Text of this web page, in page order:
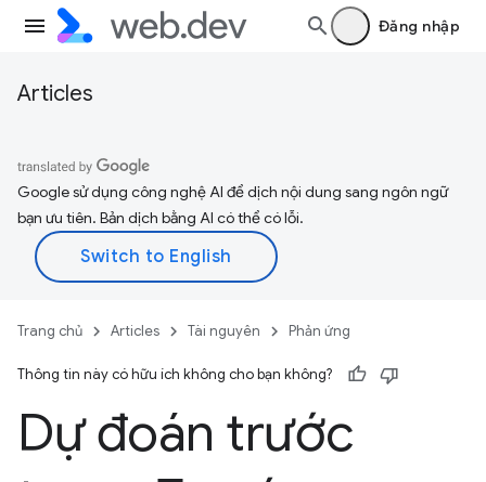
Đăng nhập
Articles
Google sử dụng công nghệ AI để dịch nội dung sang ngôn ngữ
bạn ưu tiên. Bản dịch bằng AI có thể có lỗi.
Trang chủ Articles Tài nguyên Phản ứng
Thông tin này có hữu ích không cho bạn không?
Dự đoán trước